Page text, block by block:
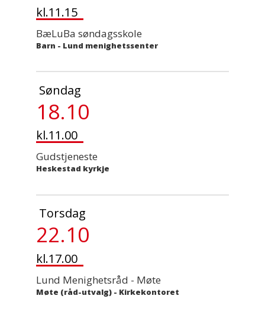
kl.11.15
BæLuBa søndagsskole
Barn - Lund menighetssenter
Søndag
18.10
kl.11.00
Gudstjeneste
Heskestad kyrkje
Torsdag
22.10
kl.17.00
Lund Menighetsråd - Møte
Møte (råd-utvalg) - Kirkekontoret